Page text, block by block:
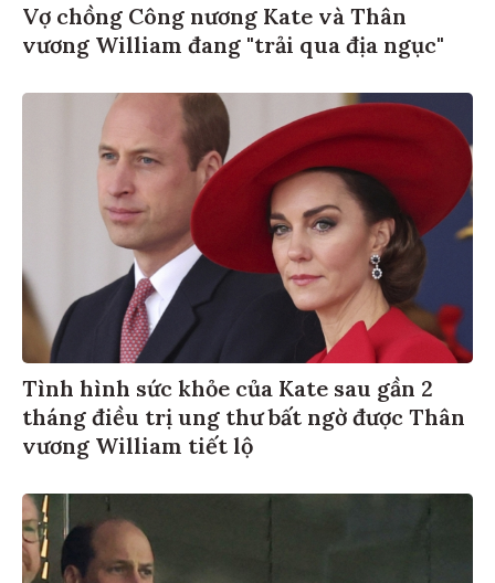
Vợ chồng Công nương Kate và Thân
vương William đang "trải qua địa ngục"
Tình hình sức khỏe của Kate sau gần 2
tháng điều trị ung thư bất ngờ được Thân
vương William tiết lộ